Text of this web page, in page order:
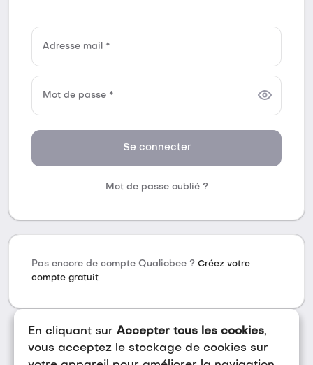
Adresse mail *
Mot de passe *
Se connecter
Mot de passe oublié ?
Pas encore de compte Qualiobee ? Créez votre
compte gratuit
En cliquant sur Accepter tous les cookies,
vous acceptez le stockage de cookies sur